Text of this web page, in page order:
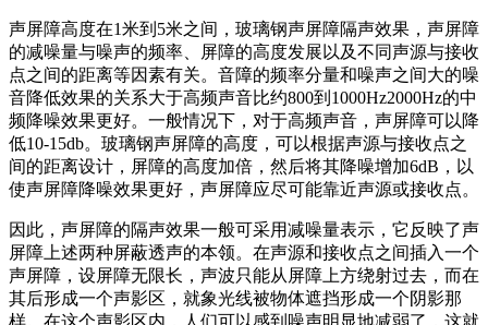
声屏障高度在1米到5米之间，玻璃钢声屏障隔声效果，声屏障
的减噪量与噪声的频率、屏障的高度发展以及不同声源与接收
点之间的距离等因素有关。音障的频率分量和噪声之间大的噪
音降低效果的关系大于高频声音比约800到1000Hz2000Hz的中
频降噪效果更好。一般情况下，对于高频声音，声屏障可以降
低10-15db。玻璃钢声屏障的高度，可以根据声源与接收点之
间的距离设计，屏障的高度加倍，然后将其降噪增加6dB，以
使声屏障降噪效果更好，声屏障应尽可能靠近声源或接收点。
因此，声屏障的隔声效果一般可采用减噪量表示，它反映了声
屏障上述两种屏蔽透声的本领。在声源和接收点之间插入一个
声屏障，设屏障无限长，声波只能从屏障上方绕射过去，而在
其后形成一个声影区，就象光线被物体遮挡形成一个阴影那
样。在这个声影区内，人们可以感到噪声明显地减弱了，这就